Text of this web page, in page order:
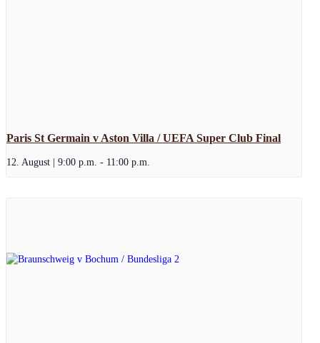
Paris St Germain v Aston Villa / UEFA Super Club Final
12. August | 9:00 p.m. - 11:00 p.m.